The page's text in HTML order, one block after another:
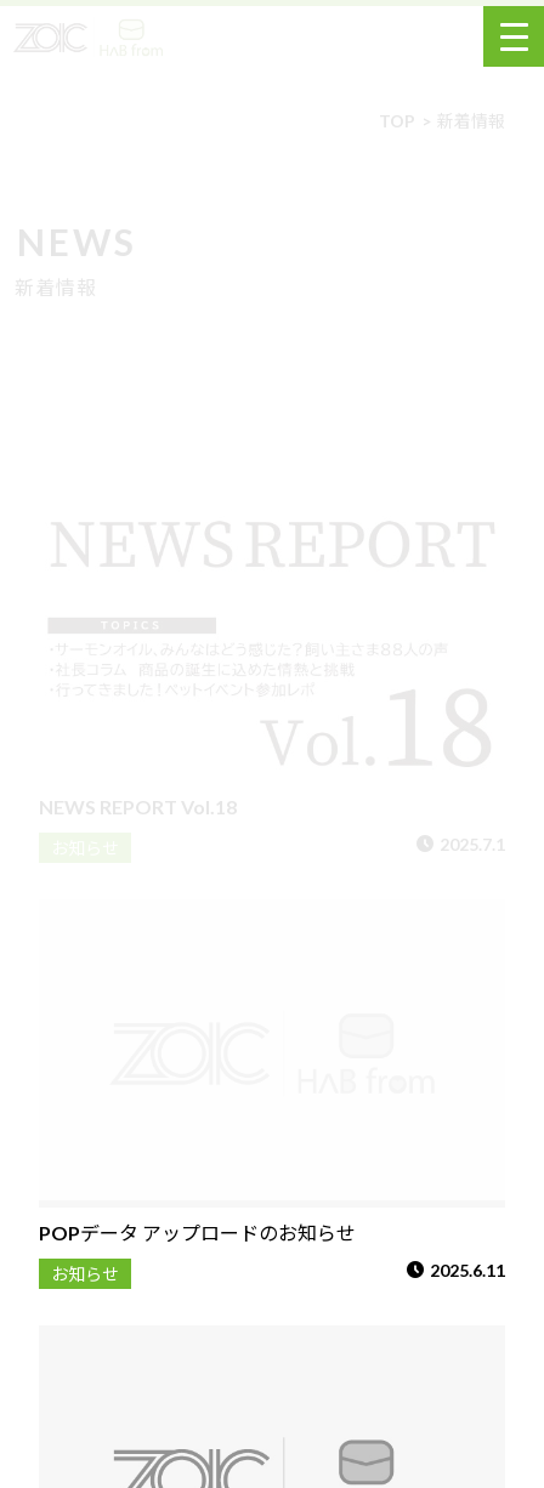
TOP 新着情報
NEWS
新着情報
NEWS REPORT Vol.18
2025.7.1
POPデータ アップロードのお知らせ
お知らせ 2025.6.11